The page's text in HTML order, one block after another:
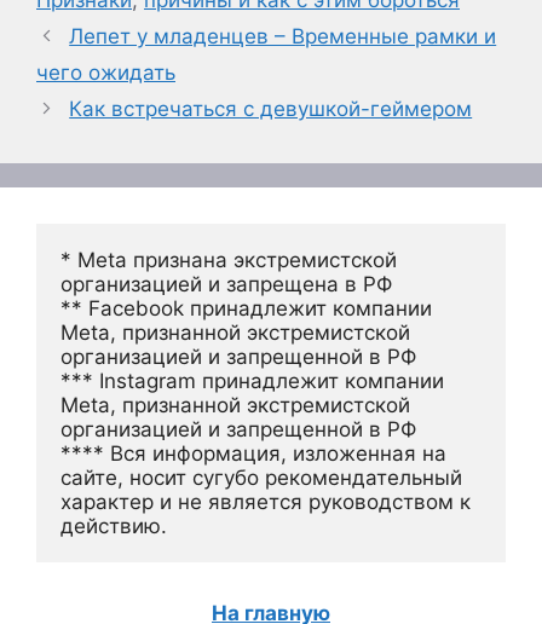
Лепет у младенцев – Временные рамки и
чего ожидать
Как встречаться с девушкой-геймером
* Meta признана экстремистской
организацией и запрещена в РФ
** Facebook принадлежит компании
Meta, признанной экстремистской
организацией и запрещенной в РФ
*** Instagram принадлежит компании
Meta, признанной экстремистской
организацией и запрещенной в РФ
**** Вся информация, изложенная на
сайте, носит сугубо рекомендательный
характер и не является руководством к
действию.
На главную